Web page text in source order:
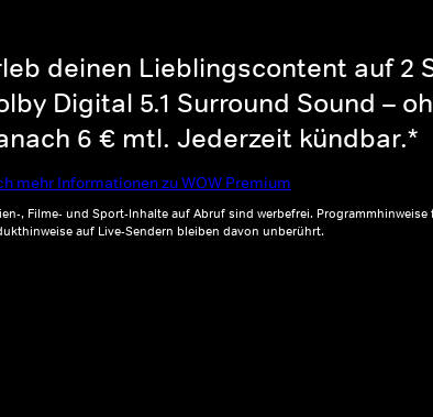
deinen Lieblingscontent auf 2
Digital 5.1 Surround Sound –
6 € mtl. Jederzeit kündbar.*
mehr Informationen zu WOW Premium
, Filme- und Sport-Inhalte auf Abruf sind werbefrei.
auf Live-Sendern bleiben davon unberührt.